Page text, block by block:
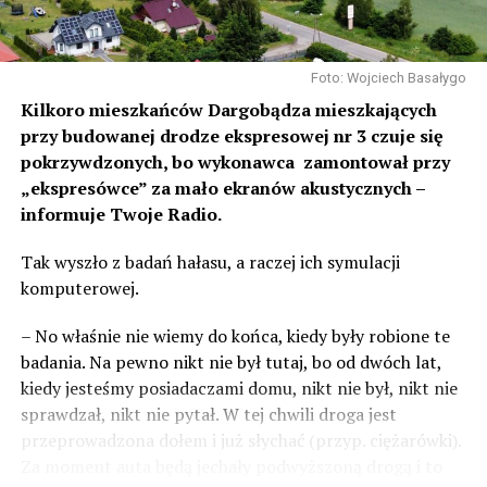
tak to traktujemy. Jesteśmy dzisiaj w Wolinie. Często to
mówię, tutaj, na wyspie Wolin, na wyspie Uznam, Polska
się tutaj nie kończy, Polska się tutaj zaczyna.
Gdyby nie determinacja rządu Prawa i Sprawiedliwości,
to tunel pod Świną do dzisiaj byłby w sferze
projektowania i dyskusji. Ważny tutaj był wkład
samorządu, ale to rząd PiS podjął w tej sprawie
najważniejsze decyzje. Powstał dzięki ogromnej
a następnie Pana Premiera Mateusza Morawieckiego.
Chciałbym podziękować Panu Premierowi za to jak
się, że turyści również korzystają z tunelu, cieszymy się,
że wśród tych 4 milionów samochodów, które
przejechały już otwartym tunelem w Świnoujściu,
przyjechało tutaj do nas tak wielu turystów z zagranicy
– powiedział Wiceprezes PiS Joachim Brudziński w
Foto: Wojciech Basałygo
Kilkoro mieszkańców Dargobądza mieszkających
przy budowanej drodze ekspresowej nr 3 czuje się
pokrzywdzonych, bo wykonawca zamontował przy
„ekspresówce” za mało ekranów akustycznych –
informuje Twoje Radio.
Tak wyszło z badań hałasu, a raczej ich symulacji
komputerowej.
– No właśnie nie wiemy do końca, kiedy były robione te
badania. Na pewno nikt nie był tutaj, bo od dwóch lat,
kiedy jesteśmy posiadaczami domu, nikt nie był, nikt nie
sprawdzał, nikt nie pytał. W tej chwili droga jest
przeprowadzona dołem i już słychać (przyp. ciężarówki).